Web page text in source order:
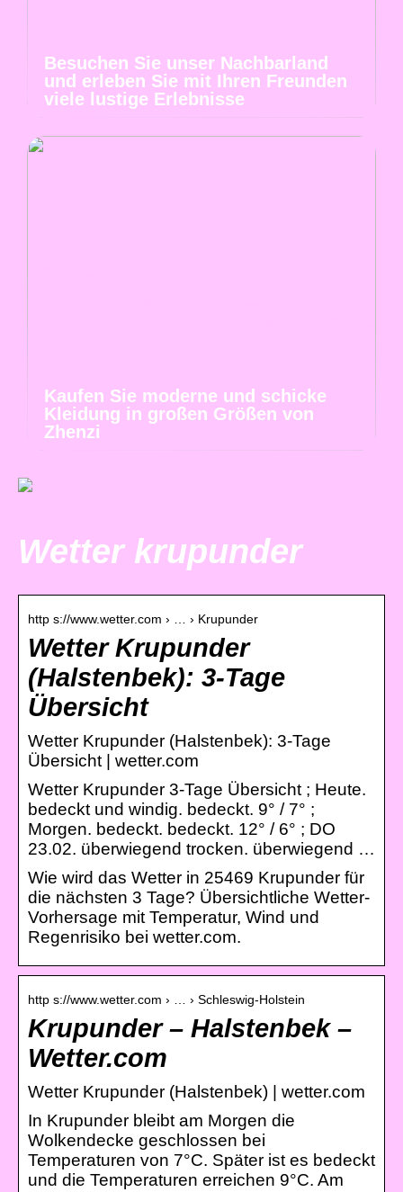
Besuchen Sie unser Nachbarland
und erleben Sie mit Ihren Freunden
viele lustige Erlebnisse
Kaufen Sie moderne und schicke
Kleidung in großen Größen von
Zhenzi
Wetter krupunder
http s://www.wetter.com › … › Krupunder
Wetter Krupunder
(Halstenbek): 3-Tage
Übersicht
Wetter Krupunder (Halstenbek): 3-Tage
Übersicht | wetter.com
Wetter Krupunder 3-Tage Übersicht ; Heute.
bedeckt und windig. bedeckt. 9° / 7° ;
Morgen. bedeckt. bedeckt. 12° / 6° ; DO
23.02. überwiegend trocken. überwiegend …
Wie wird das Wetter in 25469 Krupunder für
die nächsten 3 Tage? Übersichtliche Wetter-
Vorhersage mit Temperatur, Wind und
Regenrisiko bei wetter.com.
http s://www.wetter.com › … › Schleswig-Holstein
Krupunder – Halstenbek –
Wetter.com
Wetter Krupunder (Halstenbek) | wetter.com
In Krupunder bleibt am Morgen die
Wolkendecke geschlossen bei
Temperaturen von 7°C. Später ist es bedeckt
und die Temperaturen erreichen 9°C. Am